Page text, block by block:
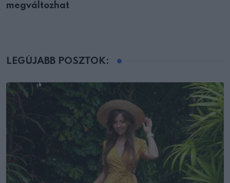
megváltozhat
LEGÚJABB POSZTOK: